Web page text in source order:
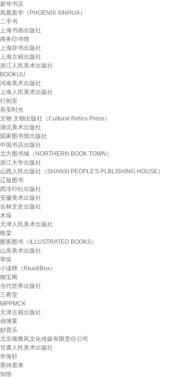
新华书店
凤凰新华（PHOENIX XINHUA）
二手书
上海书画出版社
商务印书馆
上海辞书出版社
上海古籍出版社
浙江人民美术出版社
BOOKUU
河南美术出版社
上海人民美术出版社
行则至
吾安时光
文物 文物出版社（Cultural Relics Press）
湖北美术出版社
国家图书馆出版社
中国书店出版社
北方图书城（NORTHERN BOOK TOWN）
浙江大学出版社
山西人民出版社（SHANXI PEOPLE'S PLBLISHING HOUSE）
辽版图书
西泠印社出版社
安徽美术出版社
吉林文史出版社
木垛
天津人民美术出版社
映棠
图客图书（ILLUSTRATED BOOKS）
山东美术出版社
莘缤
小读榜（ReadiBox）
御宝阁
当代世界出版社
三希堂
MPPMCK
天津古籍出版社
俏博莱
妙普乐
北京颂雅风文化传媒有限责任公司
甘肃人民美术出版社
学海轩
墨待君来
知纸